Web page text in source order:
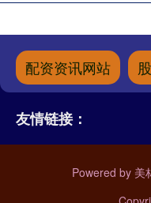
配资资讯网站
友情链接：
Powered by 美